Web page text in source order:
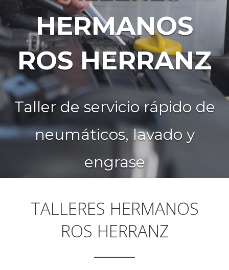
Utilizamos los mejores
recambios originales en
cada una de nuestras
reparaciones
TALLERES HERMANOS
ROS HERRANZ